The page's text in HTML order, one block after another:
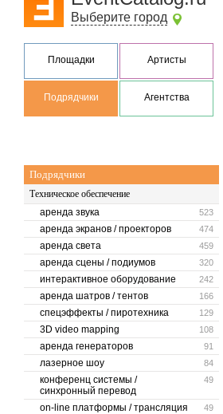
Выберите город
Площадки Артисты
Подрядчики Агентства
Подрядчики
Техническое обеспечение
523
аренда звука
474
аренда экранов / проекторов
459
аренда света
320
аренда сцены / подиумов
242
интерактивное оборудование
166
аренда шатров / тентов
129
спецэффекты / пиротехника
108
3D video mapping
91
аренда генераторов
84
лазерное шоу
49
конференц системы /
синхронный перевод
49
on-line платформы / трансляция